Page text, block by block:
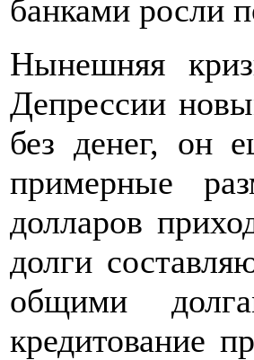
банками росли
Нынешняя
Депрессии
без денег, он
примерные
долларов
долги
общими
кредитование